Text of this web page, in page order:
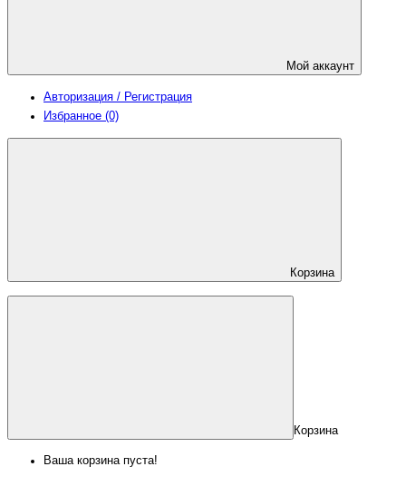
Мой аккаунт
Авторизация / Регистрация
Избранное (0)
Корзина
Корзина
Ваша корзина пуста!